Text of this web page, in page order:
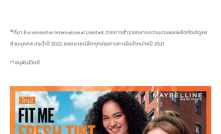
*ที่มา Euromonitor International Limited;จากการสำรวจตลาดความงามและผลิตภัณฑ์ดูแล
ส่วนบุคคล ประจำปี 2022, ยอดขายปลีกทุกช่องทางการจัดจำหน่ายปี 2021
**อนุพันธ์วิตซี